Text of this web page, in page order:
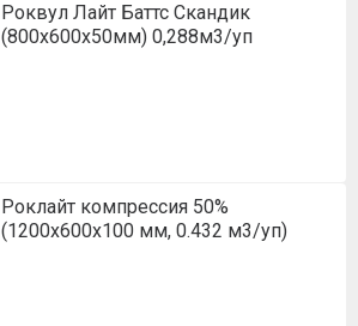
Роквул Лайт Баттс Скандик
(800х600х50мм) 0,288м3/уп
Роклайт компрессия 50%
(1200х600х100 мм, 0.432 м3/уп)